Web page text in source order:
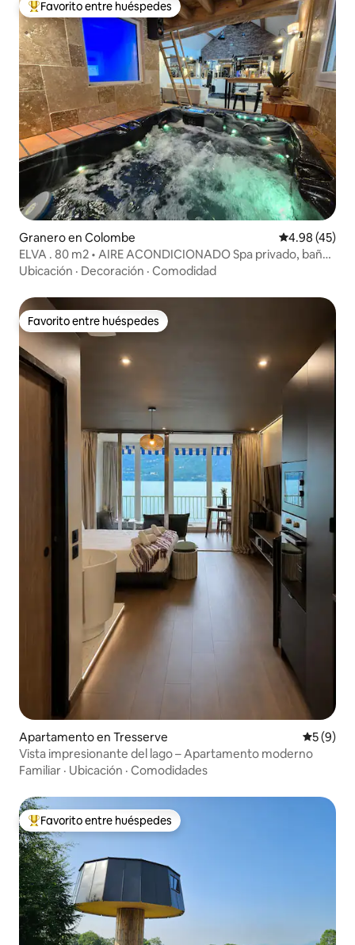
Favorito entre huéspedes preferido
Favorito entre huéspedes
Granero en Colombe Calificación
4.98 (45)
ELVA . 80 m2 • AIRE ACONDICIONADO Spa privado, baño
turco y gimnasio
Ubicación · Decoración · Comodidad
Favorito entre huéspedes
Favorito entre huéspedes
Apartamento en Tresserve
5 (9)
Vista impresionante del lago – Apartamento moderno
Familiar · Ubicación · Comodidades
Favorito entre huéspedes preferido
Favorito entre huéspedes